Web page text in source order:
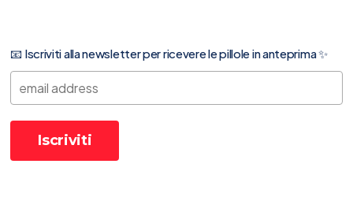
📧 Iscriviti alla newsletter per ricevere le pillole in anteprima ✨